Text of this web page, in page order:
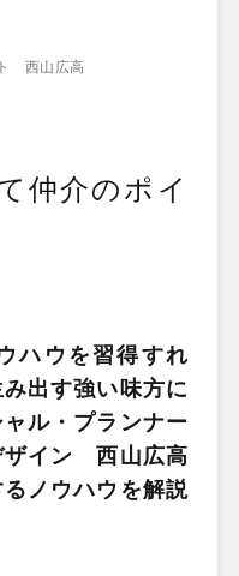
西山広高
仲介のポイ
ハウを習得すれ
出す強い味方に
ル・プランナー
イン 西山広高
ノウハウを解説